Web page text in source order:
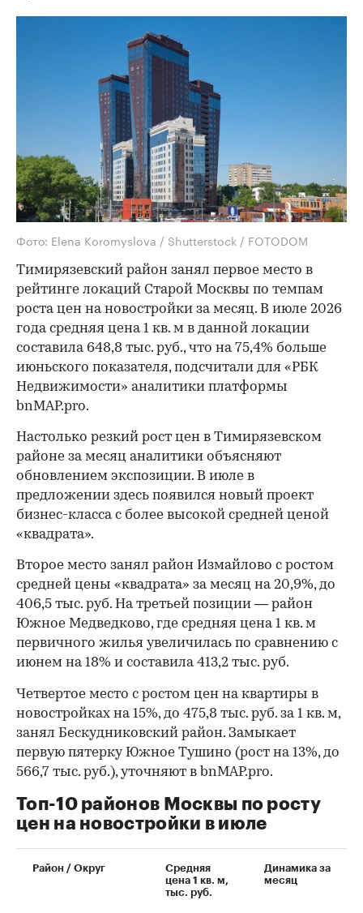
Фото: Elena Koromyslova / Shutterstock / FOTODOM
Тимирязевский район занял первое место в
рейтинге локаций Старой Москвы по темпам
роста цен на новостройки за месяц. В июле 2026
года средняя цена 1 кв. м в данной локации
составила 648,8 тыс. руб., что на 75,4% больше
июньского показателя, подсчитали для «РБК
Недвижимости» аналитики платформы
bnMAP.pro.
Настолько резкий рост цен в Тимирязевском
районе за месяц аналитики объясняют
обновлением экспозиции. В июле в
предложении здесь появился новый проект
бизнес-класса с более высокой средней ценой
«квадрата».
Второе место занял район Измайлово с ростом
средней цены «квадрата» за месяц на 20,9%, до
406,5 тыс. руб. На третьей позиции — район
Южное Медведково, где средняя цена 1 кв. м
первичного жилья увеличилась по сравнению с
июнем на 18% и составила 413,2 тыс. руб.
00:00 / 00:00
Четвертое место с ростом цен на квартиры в
новостройках на 15%, до 475,8 тыс. руб. за 1 кв. м,
занял Бескудниковский район. Замыкает
первую пятерку Южное Тушино (рост на 13%, до
566,7 тыс. руб.), уточняют в bnMAP.pro.
Топ-10 районов Москвы по росту
цен на новостройки в июле
Район / Округ
Средняя
цена 1 кв. м,
тыс. руб.
Динамика за
месяц